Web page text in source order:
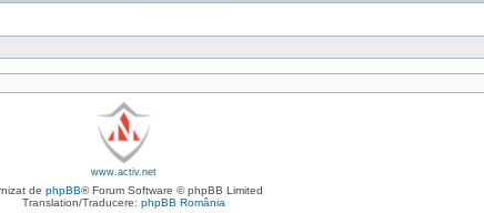
www.activ.net
de phpBB® Forum Software © phpBB Limited
Translation/Traducere: phpBB România